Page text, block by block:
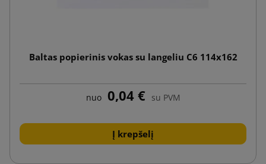
Baltas popierinis vokas su langeliu C6 114x162
nuo 0,04 € su PVM
Į krepšelį